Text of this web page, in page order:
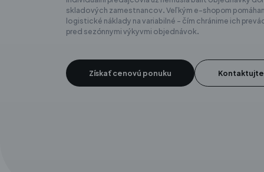
skladových zamestnancov. Veľkým e-shopom
logistické náklady na variabilné – čím chránime ich
pred sezónnymi výkyvmi objednávok.
Získať cenovú ponuku Kontaktujte